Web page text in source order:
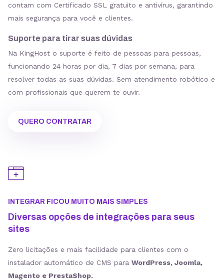
contam com Certificado SSL gratuito e antivírus, garantindo
mais segurança para você e clientes.
Suporte para tirar suas dúvidas
Na KingHost o suporte é feito de pessoas para pessoas,
funcionando 24 horas por dia, 7 dias por semana, para
resolver todas as suas dúvidas. Sem atendimento robótico e
com profissionais que querem te ouvir.
QUERO CONTRATAR
INTEGRAR FICOU MUITO MAIS SIMPLES
Diversas opções de integrações para seus
sites
Zero licitações e mais facilidade para clientes com o
instalador automático de CMS para WordPress, Joomla,
Magento e PrestaShop.